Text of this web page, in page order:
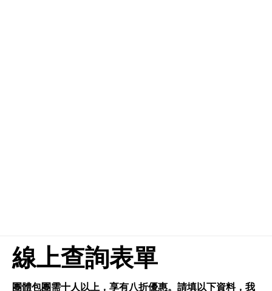
線上查詢表單
團體包團需十人以上，享有八折優惠。請填以下資料，我